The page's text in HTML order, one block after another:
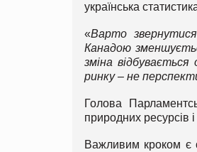
українська
«Варто
Канадою
зміна відбувається
ринку – не
Голова
природних ресурсів
Важливим кроком є